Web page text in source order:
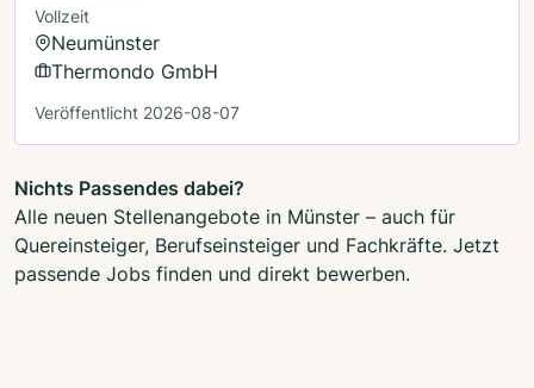
Vollzeit
Neumünster
Thermondo GmbH
Veröffentlicht 2026-08-07
Nichts Passendes dabei?
Alle neuen Stellenangebote in Münster – auch für
Quereinsteiger, Berufseinsteiger und Fachkräfte. Jetzt
passende Jobs finden und direkt bewerben.